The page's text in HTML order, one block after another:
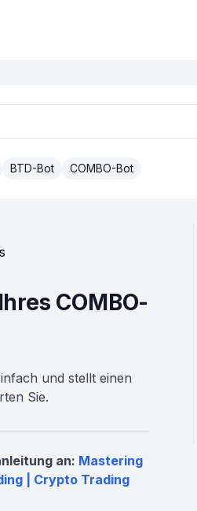
BTD-Bot COMBO-Bot
COMBO-
und stellt einen
Sie.
an: Mastering
| Crypto Trading